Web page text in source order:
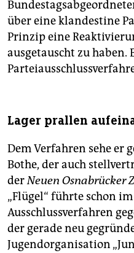
über eine klandestine
Prinzip eine
ausgetauscht zu haben.
Lager prallen
Dem Verfahren sehe er
Bothe, der auch
derNeuen Osnabrücker
„Flügel“ führte schon
Ausschlussverfahren
der gerade neu
Jugendorganisation